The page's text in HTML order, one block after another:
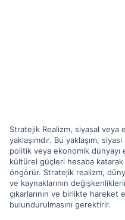
Stratejik Realizm, siyasal veya
yaklaşımdır. Bu yaklaşım,
politik veya ekonomik
kültürel güçleri hesaba
öngörür. Stratejik realizm,
ve kaynaklarının
çıkarlarının ve birlikte
bulundurulmasını gerektirir.